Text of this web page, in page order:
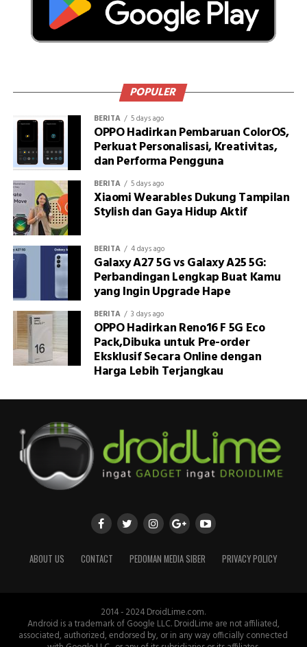
POPULER
BERITA 5 days ago
OPPO Hadirkan Pembaruan ColorOS,
Perkuat Personalisasi, Kreativitas,
dan Performa Pengguna
BERITA 5 days ago
Xiaomi Wearables Dukung Tampilan
Stylish dan Gaya Hidup Aktif
BERITA 4 days ago
Galaxy A27 5G vs Galaxy A25 5G:
Perbandingan Lengkap Buat Kamu
yang Ingin Upgrade Hape
BERITA 3 days ago
OPPO Hadirkan Reno16 F 5G Eco
Pack,Dibuka untuk Pre-order
Eksklusif Secara Online dengan
Harga Lebih Terjangkau
ABOUT US CONTACT PEDOMAN MEDIA SIBER PRIVACY POLICY
2014 - 2024 DroidLime.com.
Android is a trademark of Google LLC. DroidLime are not affiliated,
associated, authorized, endorsed by, or in any way officially connected